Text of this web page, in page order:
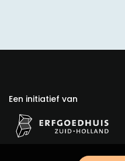
Een initiatief van